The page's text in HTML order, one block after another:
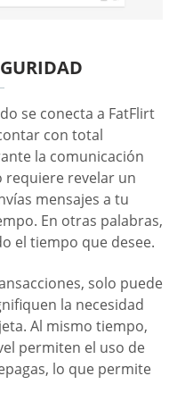
se conecta a FatFlirt
con total
la comunicación
requiere revelar un
mensajes a tu
En otras palabras,
el tiempo que desee.
solo puede
la necesidad
Al mismo tiempo,
permiten el uso de
lo que permite